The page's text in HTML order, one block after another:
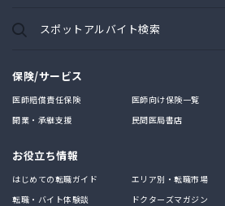
スポットアルバイト検索
保険/サービス
医師賠償責任保険
医師向け保険一覧
開業・承継支援
民間医局書店
お役立ち情報
はじめての転職ガイド
エリア別・転職市場
転職・バイト体験談
ドクターズマガジン